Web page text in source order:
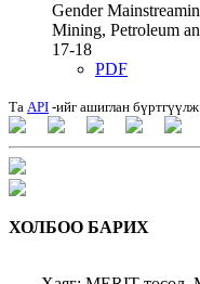
Gender
Mining, Petroleum
17-18
PDF
Та API -ийг ашиглан
ХОЛБОО БАРИХ